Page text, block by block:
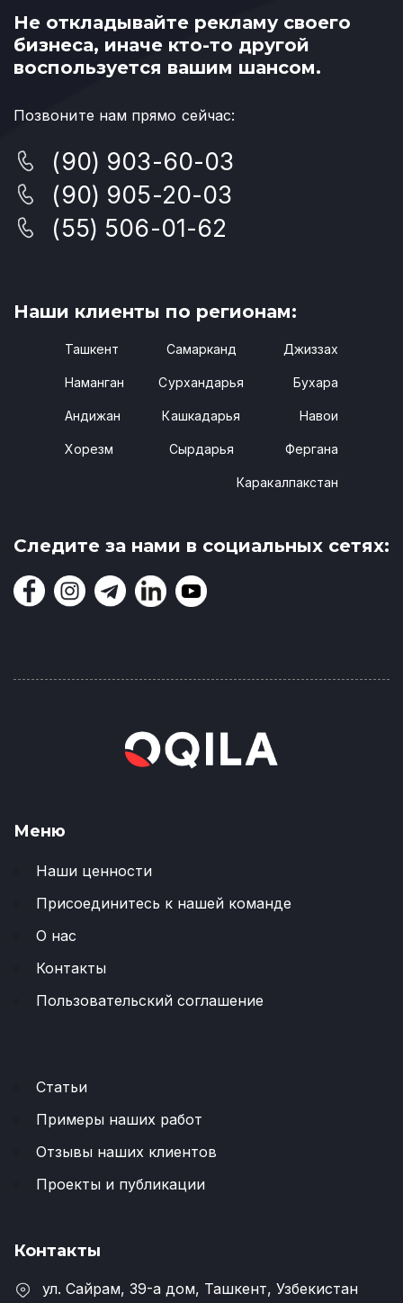
Не откладывайте рекламу своего
бизнеса, иначе кто-то другой
воспользуется вашим шансом.
Позвоните нам прямо сейчас:
(90) 903-60-03
(90) 905-20-03
(55) 506-01-62
Наши клиенты по регионам:
Ташкент
Наманган
Андижан
Хорезм
Самарканд
Сурхандарья
Кашкадарья
Сырдарья
Джиззах
Бухара
Навои
Фергана
Каракалпакстан
Следите за нами в социальных сетях:
Меню
Наши ценности
Присоединитесь к нашей команде
О нас
Контакты
Пользовательский соглашение
Статьи
Примеры наших работ
Отзывы наших клиентов
Проекты и публикации
Контакты
ул. Сайрам, 39-a дом, Ташкент, Узбекистан